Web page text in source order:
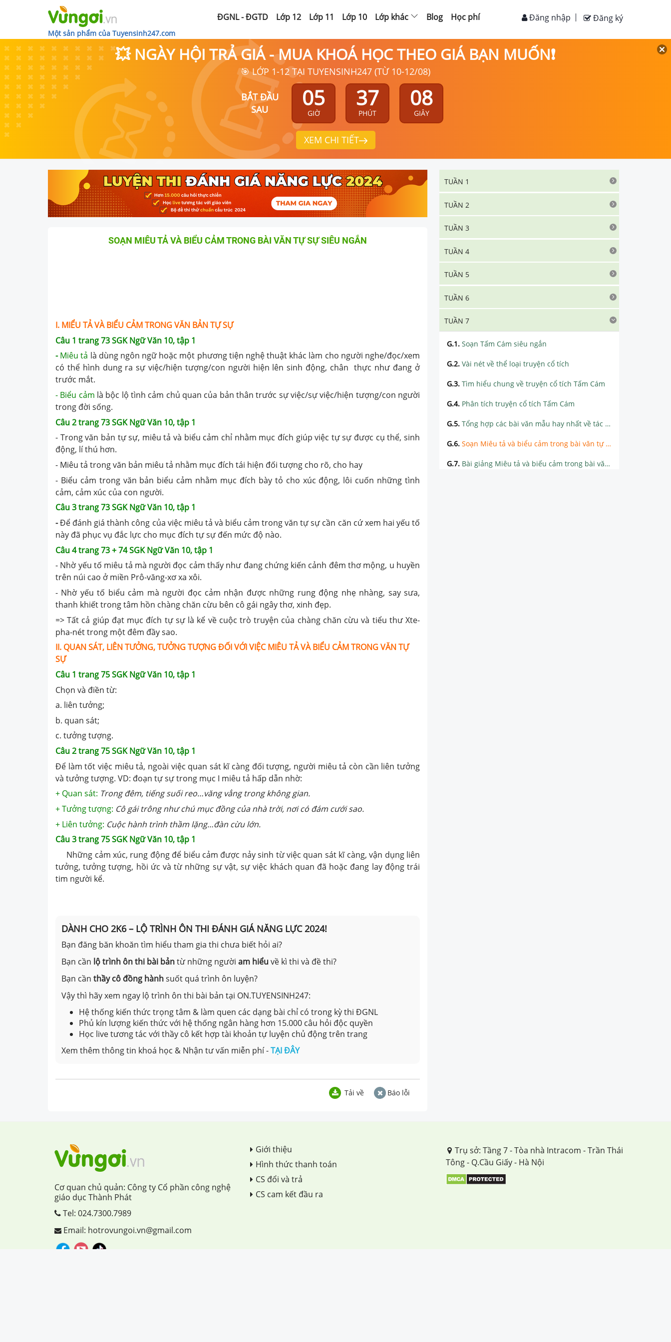
Một sản phẩm của Tuyensinh247.com
ĐGNL - ĐGTD Lớp 12 Lớp 11 Lớp 10 Lớp khác Blog Học phí Đăng ký
Đăng nhập
💥 NGÀY HỘI TRẢ GIÁ - MUA KHOÁ HỌC THEO GIÁ BẠN MUỐN❗
🎯 LỚP 1-12 TẠI TUYENSINH247 (TỪ 10-12/08)
BẮT ĐẦU
SAU
05
GIỜ
37
PHÚT
08
GIÂY
XEM CHI TIẾT
SOẠN MIÊU TẢ VÀ BIỂU CẢM TRONG BÀI VĂN TỰ SỰ SIÊU NGẮN
I. MIỂU TẢ VÀ BIỂU CẢM TRONG VĂN BẢN TỰ SỰ
Câu 1 trang 73 SGK Ngữ Văn 10, tập 1
-Miêu tả là dùng ngôn ngữ hoặc một phương tiện nghệ thuật khác làm cho người nghe/đọc/xem
có thể hình dung ra sự việc/hiện tượng/con người hiện lên sinh động, chân thực như đang ở
trước mắt.
- Biểu cảm là bộc lộ tình cảm chủ quan của bản thân trước sự việc/sự việc/hiện tượng/con người
trong đời sống.
Câu 2 trang 73 SGK Ngữ Văn 10, tập 1
- Trong văn bản tự sự, miêu tả và biểu cảm chỉ nhằm mục đích giúp việc tự sự được cụ thể, sinh
động, lí thú hơn.
- Miêu tả trong văn bản miêu tả nhằm mục đích tái hiện đối tượng cho rõ, cho hay
- Biểu cảm trong văn bản biểu cảm nhằm mục đích bày tỏ cho xúc động, lôi cuốn những tình
cảm, cảm xúc của con người.
Câu 3 trang 73 SGK Ngữ Văn 10, tập 1
-Để đánh giá thành công của việc miêu tả và biểu cảm trong văn tự sự cần căn cứ xem hai yếu tố
này đã phục vụ đắc lực cho mục đích tự sự đến mức độ nào.
Câu 4 trang 73 + 74 SGK Ngữ Văn 10, tập 1
- Nhờ yếu tố miêu tả mà người đọc cảm thấy như đang chứng kiến cảnh đêm thơ mộng, u huyền
trên núi cao ở miền Prô-văng-xơ xa xôi.
- Nhờ yếu tố biểu cảm mà người đọc cảm nhận được những rung động nhẹ nhàng, say sưa,
thanh khiết trong tâm hồn chàng chăn cừu bên cô gái ngây thơ, xinh đẹp.
=> Tất cả giúp đạt mục đích tự sự là kể về cuộc trò truyện của chàng chăn cừu và tiểu thư Xte-
pha-nét trong một đêm đầy sao.
II. QUAN SÁT, LIÊN TƯỞNG, TƯỞNG TƯỢNG ĐỐI VỚI VIỆC MIÊU TẢ VÀ BIỂU CẢM TRONG VĂN TỰ
SỰ
Câu 1 trang 75 SGK Ngữ Văn 10, tập 1
Chọn và điền từ:
a. liên tưởng;
b. quan sát;
c. tưởng tượng.
Câu 2 trang 75 SGK Ngữ Văn 10, tập 1
Để làm tốt việc miêu tả, ngoài việc quan sát kĩ càng đối tượng, người miêu tả còn cần liên tưởng
và tưởng tượng. VD: đoạn tự sự trong mục I miêu tả hấp dẫn nhờ:
+ Quan sát: Trong đêm, tiếng suối reo…văng vẳng trong không gian.
+ Tưởng tượng: Cô gái trông như chú mục đồng của nhà trời, nơi có đám cưới sao.
+ Liên tưởng: Cuộc hành trình thầm lặng…đàn cừu lớn.
Câu 3 trang 75 SGK Ngữ Văn 10, tập 1
Những cảm xúc, rung động để biểu cảm được nảy sinh từ việc quan sát kĩ càng, vận dụng liên
tưởng, tưởng tượng, hồi ức và từ những sự vật, sự việc khách quan đã hoặc đang lay động trái
tim người kể.
DÀNH CHO 2K6 – LỘ TRÌNH ÔN THI ĐÁNH GIÁ NĂNG LỰC 2024!
Bạn đăng băn khoăn tìm hiểu tham gia thi chưa biết hỏi ai?
Bạn cần lộ trình ôn thi bài bảntừ những người am hiểuvề kì thi và đề thi?
Bạn cần thầy cô đồng hànhsuốt quá trình ôn luyện?
Vậy thì hãy xem ngay lộ trình ôn thi bài bản tại ON.TUYENSINH247:
Hệ thống kiến thức trọng tâm & làm quen các dạng bài chỉ có trong kỳ thi ĐGNL
Phủ kín lượng kiến thức với hệ thống ngân hàng hơn 15.000 câu hỏi độc quyền
Học live tương tác với thầy cô kết hợp tài khoản tự luyện chủ động trên trang
Xem thêm thông tin khoá học & Nhận tư vấn miễn phí -TẠI ĐÂY
Tải về Báo lỗi
TUẦN 1
TUẦN 2
TUẦN 3
TUẦN 4
TUẦN 5
TUẦN 6
TUẦN 7
G.1. Soạn Tấm Cám siêu ngắn
G.2. Vài nét về thể loại truyện cổ tích
G.3. Tìm hiểu chung về truyện cổ tích Tấm Cám
G.4. Phân tích truyện cổ tích Tấm Cám
G.5. Tổng hợp các bài văn mẫu hay nhất về tác phẩm Tấm Cám
G.6. Soạn Miêu tả và biểu cảm trong bài văn tự sự siêu ngắn
G.7. Bài giảng Miêu tả và biếu cảm trong bài văn tự sự
Cơ quan chủ quản: Công ty Cổ phần công nghệ
giáo dục Thành Phát
Tel: 024.7300.7989
Email: hotrovungoi.vn@gmail.com
Giới thiệu
Hình thức thanh toán
CS đổi và trả
CS cam kết đầu ra
Trụ sở: Tầng 7 - Tòa nhà Intracom - Trần Thái
Tông - Q.Cầu Giấy - Hà Nội